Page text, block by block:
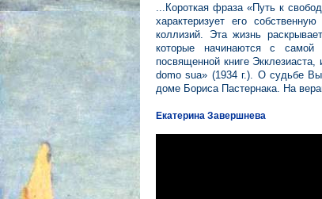
...Короткая фраза «Путь к
характеризует его
коллизий. Эта жизнь
которые начинаются с самой
посвященной книге
domo sua» (1934 г.). О судьбе
доме Бориса Пастернака. На
Екатерина Завершнева